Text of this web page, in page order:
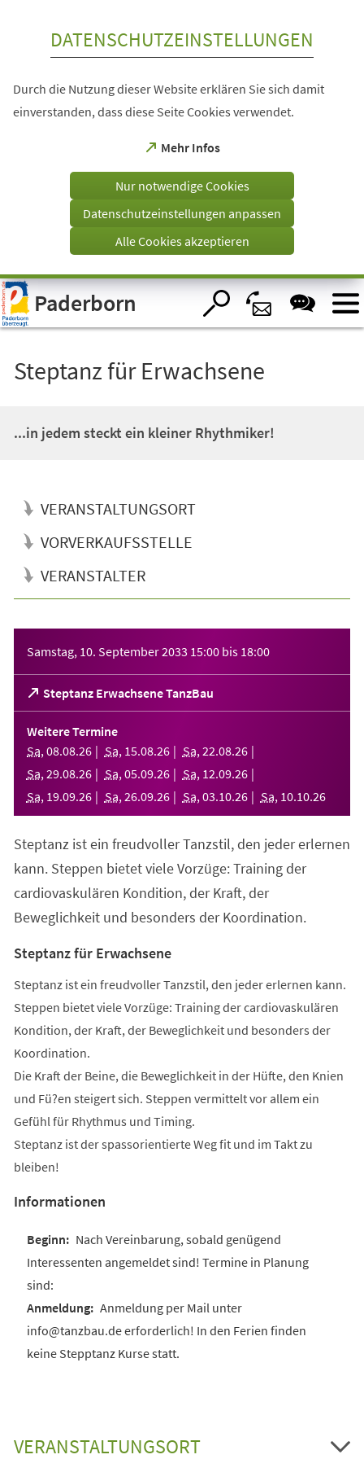
Visuelle
Assistenzsoftware
öffnen.
DATENSCHUTZEINSTELLUNGEN
Durch die Nutzung dieser Website erklären Sie sich damit
einverstanden, dass diese Seite Cookies verwendet.
Mehr Infos
(Öffnet
einem
Tab)
Nur notwendige Cookies
Datenschutzeinstellungen anpassen
Alle Cookies akzeptieren
Paderborn
Steptanz für Erwachsene
...in jedem steckt ein kleiner Rhythmiker!
VERANSTALTUNGSORT
VORVERKAUFSSTELLE
VERANSTALTER
Samstag, 10. September 2033 15:00 bis 18:00
Steptanz Erwachsene TanzBau
(Öffnet
in
einem
neuen
Tab)
Weitere Termine
Sa, 08.08.26 Sa, 15.08.26 Sa, 22.08.26
Sa, 29.08.26 Sa, 05.09.26 Sa, 12.09.26
Sa, 19.09.26 Sa, 26.09.26 Sa, 03.10.26 Sa, 10.10.26
Steptanz ist ein freudvoller Tanzstil, den jeder erlernen
kann. Steppen bietet viele Vorzüge: Training der
cardiovaskulären Kondition, der Kraft, der
Beweglichkeit und besonders der Koordination.
Steptanz für Erwachsene
Steptanz ist ein freudvoller Tanzstil, den jeder erlernen kann.
Steppen bietet viele Vorzüge: Training der cardiovaskulären
Kondition, der Kraft, der Beweglichkeit und besonders der
Koordination.
Die Kraft der Beine, die Beweglichkeit in der Hüfte, den Knien
und Fü?en steigert sich. Steppen vermittelt vor allem ein
Gefühl für Rhythmus und Timing.
Steptanz ist der spassorientierte Weg fit und im Takt zu
bleiben!
Informationen
Nach Vereinbarung, sobald genügend
Interessenten angemeldet sind! Termine in Planung
sind:
Anmeldung per Mail unter
info@tanzbau.de erforderlich! In den Ferien finden
keine Stepptanz Kurse statt.
VERANSTALTUNGSORT